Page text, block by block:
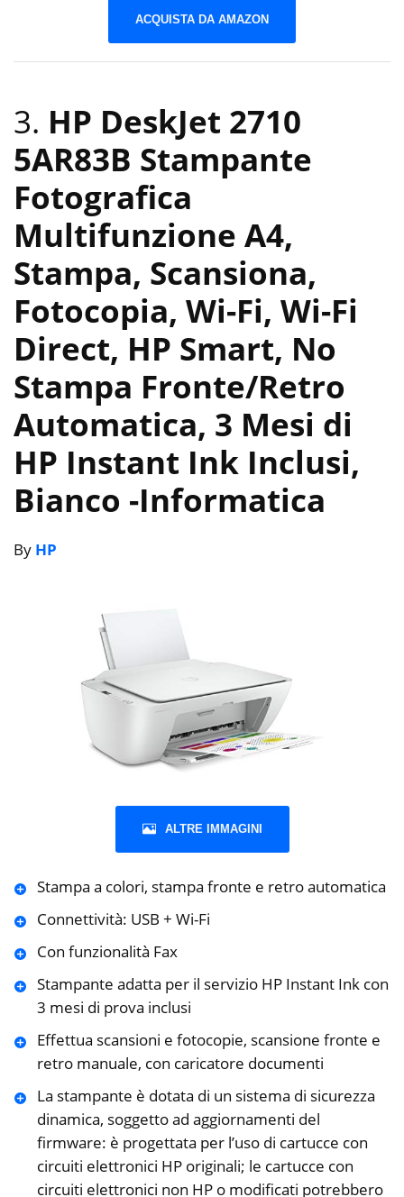
ACQUISTA DA AMAZON
3. HP DeskJet 2710
5AR83B Stampante
Fotografica
Multifunzione A4,
Stampa, Scansiona,
Fotocopia, Wi-Fi, Wi-Fi
Direct, HP Smart, No
Stampa Fronte/Retro
Automatica, 3 Mesi di
HP Instant Ink Inclusi,
Bianco -Informatica
By HP
ALTRE IMMAGINI
Stampa a colori, stampa fronte e retro automatica
Connettività: USB + Wi-Fi
Con funzionalità Fax
Stampante adatta per il servizio HP Instant Ink con
3 mesi di prova inclusi
Effettua scansioni e fotocopie, scansione fronte e
retro manuale, con caricatore documenti
La stampante è dotata di un sistema di sicurezza
dinamica, soggetto ad aggiornamenti del
firmware: è progettata per l’uso di cartucce con
circuiti elettronici HP originali; le cartucce con
circuiti elettronici non HP o modificati potrebbero